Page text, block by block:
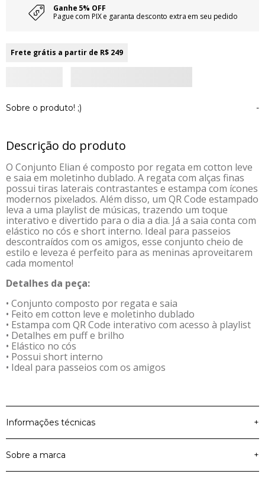
Ganhe 5% OFF
Pague com PIX e garanta desconto extra em seu pedido
Frete grátis a partir de R$ 249
Sobre o produto! ;) -
Descrição do produto
O Conjunto Elian é composto por regata em cotton leve
e saia em moletinho dublado. A regata com alças finas
possui tiras laterais contrastantes e estampa com ícones
modernos pixelados. Além disso, um QR Code estampado
leva a uma playlist de músicas, trazendo um toque
interativo e divertido para o dia a dia. Já a saia conta com
elástico no cós e short interno. Ideal para passeios
descontraídos com os amigos, esse conjunto cheio de
estilo e leveza é perfeito para as meninas aproveitarem
cada momento!
Detalhes da peça:
• Conjunto composto por regata e saia
• Feito em cotton leve e moletinho dublado
• Estampa com QR Code interativo com acesso à playlist
• Detalhes em puff e brilho
• Elástico no cós
• Possui short interno
• Ideal para passeios com os amigos
Informações técnicas +
Material Principal
Cotton Leve e
Sobre a marca +